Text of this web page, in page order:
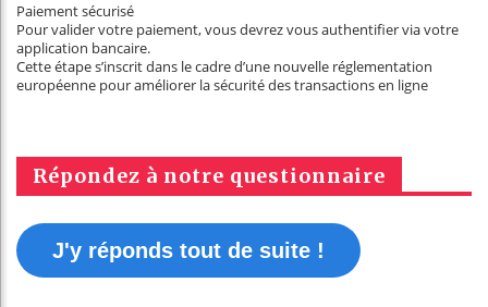
Paiement sécurisé
Pour valider votre paiement, vous devrez vous authentifier via votre
application bancaire.
Cette étape s’inscrit dans le cadre d’une nouvelle réglementation
européenne pour améliorer la sécurité des transactions en ligne
Répondez à notre questionnaire
J'y réponds tout de suite !